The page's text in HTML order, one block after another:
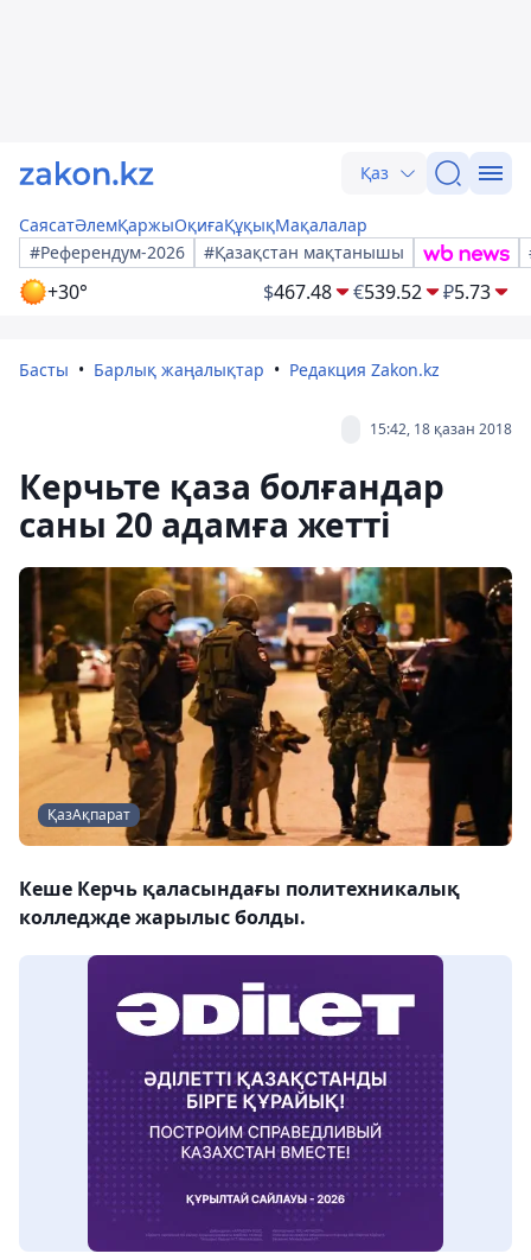
Қаз
СаясатӘлемҚаржыОқиғаҚұқықМақалалар
#Референдум-2026
#Қазақстан мақтанышы
+30° $467.48 €539.52 ₽5.73
Басты Барлық жаңалықтар Редакция Zakon.kz
15:42, 18 қазан 2018
Керчьте қаза болғандар
саны 20 адамға жетті
ҚазАқпарат
Кеше Керчь қаласындағы политехникалық
колледжде жарылыс болды.